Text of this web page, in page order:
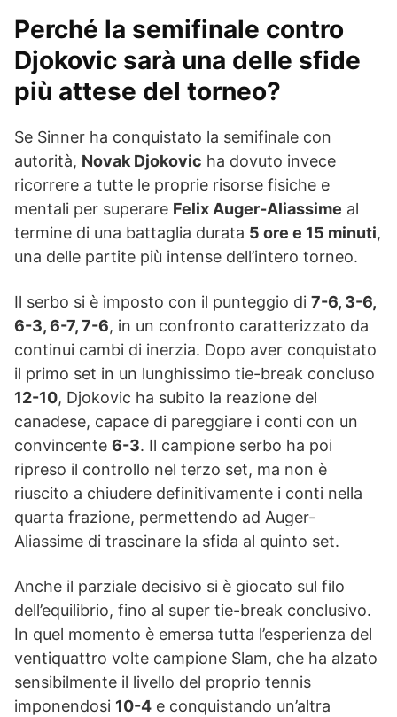
Perché la semifinale contro
Djokovic sarà una delle sfide
più attese del torneo?
Se Sinner ha conquistato la semifinale con
autorità, Novak Djokovic ha dovuto invece
ricorrere a tutte le proprie risorse fisiche e
mentali per superare Felix Auger-Aliassime al
termine di una battaglia durata 5 ore e 15 minuti,
una delle partite più intense dell’intero torneo.
Il serbo si è imposto con il punteggio di 7-6, 3-6,
6-3, 6-7, 7-6, in un confronto caratterizzato da
continui cambi di inerzia. Dopo aver conquistato
il primo set in un lunghissimo tie-break concluso
12-10, Djokovic ha subito la reazione del
canadese, capace di pareggiare i conti con un
convincente 6-3. Il campione serbo ha poi
ripreso il controllo nel terzo set, ma non è
riuscito a chiudere definitivamente i conti nella
quarta frazione, permettendo ad Auger-
Aliassime di trascinare la sfida al quinto set.
Anche il parziale decisivo si è giocato sul filo
dell’equilibrio, fino al super tie-break conclusivo.
In quel momento è emersa tutta l’esperienza del
ventiquattro volte campione Slam, che ha alzato
sensibilmente il livello del proprio tennis
imponendosi 10-4 e conquistando un’altra